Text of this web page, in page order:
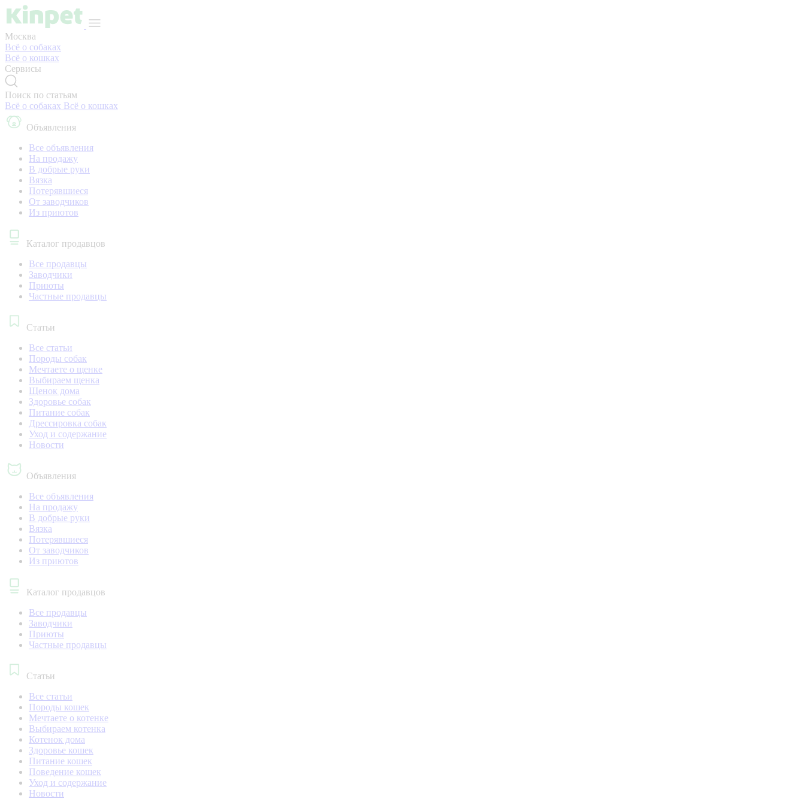
Москва
Всё о собаках
Всё о кошках
Сервисы
Поиск по статьям
Всё о собаках Всё о кошках
Объявления
Все объявления
На продажу
В добрые руки
Вязка
Потерявшиеся
От заводчиков
Из приютов
Каталог продавцов
Все продавцы
Заводчики
Приюты
Частные продавцы
Статьи
Все статьи
Породы собак
Мечтаете о щенке
Выбираем щенка
Щенок дома
Здоровье собак
Питание собак
Дрессировка собак
Уход и содержание
Новости
Объявления
Все объявления
На продажу
В добрые руки
Вязка
Потерявшиеся
От заводчиков
Из приютов
Каталог продавцов
Все продавцы
Заводчики
Приюты
Частные продавцы
Статьи
Все статьи
Породы кошек
Мечтаете о котенке
Выбираем котенка
Котенок дома
Здоровье кошек
Питание кошек
Поведение кошек
Уход и содержание
Новости